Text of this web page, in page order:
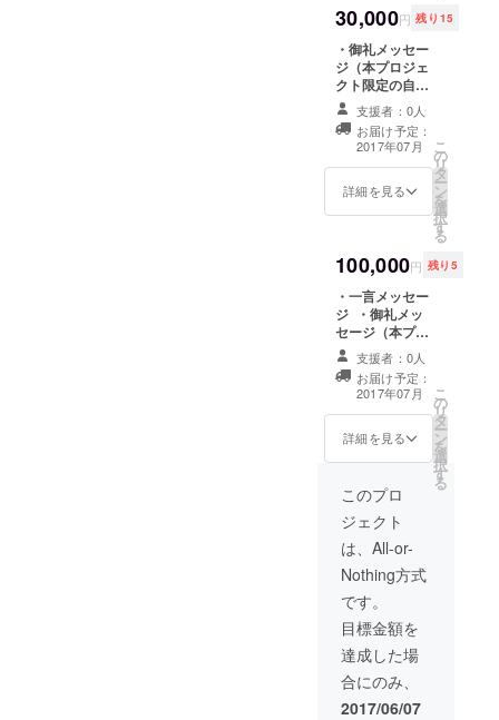
す） ・チェキ
（オリジナル
チェキ5枚） ・
番組の録音デー
タ(URLにてご提
供します）
30,000円 残り15
・御礼メッセー
ジ（本プロジェ
クト限定の自筆
メッセージカー
ドをダウンロー
ドURLにてご提
供します） ・自
撮り写真3枚
（URLにてご提
供します） ・SP
ン様のお名前を
呼ぶ特別動画を
URLにてご提供
します） ・チェ
キ（オリジナル
チェキ5枚） ・T
シャツ（タレン
トが選んだTシャ
ツにサインを入
す） ・番組内で
パトロン様のお
いただきます。
データ(URLにて
ご提供します）
支援者：0人
お届け予定：
2017年07月
詳細を見る
こ
の
リ
タ
ー
ン
を
選
択
す
る
100,000円 残り5
・⼀⾔メッセー
ジ ・御礼メッ
セージ（本プロ
ジェクト限定の
自筆メッセージ
カードをダウン
ロードURLにて
ご提供します）
・自撮り写真3枚
供します） ・SP
お礼動画（お礼
動画内でパトロ
ン様のお名前を
呼ぶ特別動画を
URLにてご提供
します） ・チェ
キ（オリジナル
チェキ5枚） ・T
シャツ（タレン
トが選んだTシャ
ツにサインを入
れてご提供しま
す） ・番組内で
支援者：0人
お届け予定：
2017年07月
詳細を見る
こ
の
リ
タ
ー
ン
を
選
択
す
る
このプロ
ジェクト
は、All-or-
Nothing方式
です。
目標金額を
達成した場
合にのみ、
2017/06/07